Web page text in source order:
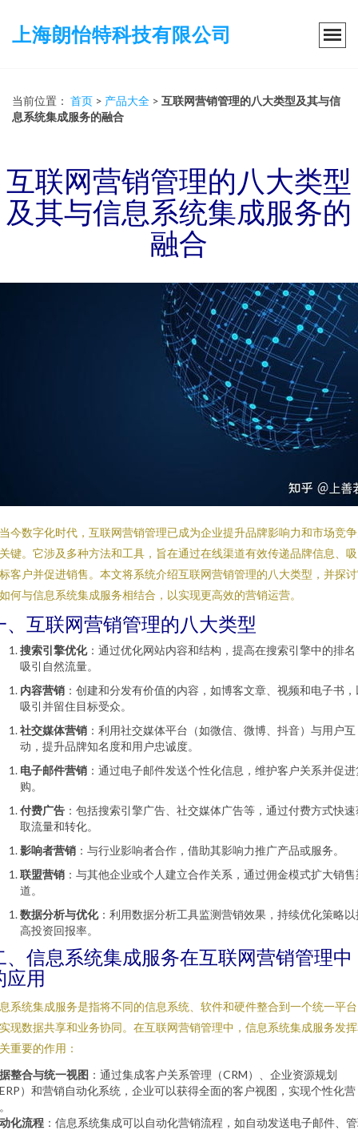
上海朗怡特科技有限公司
当前位置： 首页 > 产品大全 > 互联网营销管理的八大类型及其与信
息系统集成服务的融合
互联网营销管理的八大类型
及其与信息系统集成服务的
融合
今数字化时代，互联网营销管理已成为企业提升品牌影响力和市场竞
键。它涉及多种方法和工具，旨在通过在线渠道有效传递品牌信息、
客户并促进销售。本文将系统介绍互联网营销管理的八大类型，并探
何与信息系统集成服务相结合，以实现更高效的营销运营。
、互联网营销管理的八大类型
搜索引擎优化：通过优化网站内容和结构，提高在搜索引擎中的排名
吸引自然流量。
内容营销 ：创建和分发有价值的内容，如博客文章、视频和电子书，
吸引并留住目标受众。
社交媒体营销 ：利用社交媒体平台（如微信、微博、抖音）与用户互
动，提升品牌知名度和用户忠诚度。
电子邮件营销 ：通过电子邮件发送个性化信息，维护客户关系并促进
购。
付费广告 ：包括搜索引擎广告、社交媒体广告等，通过付费方式快速
取流量和转化。
影响者营销 ：与行业影响者合作，借助其影响力推广产品或服务。
联盟营销 ：与其他企业或个人建立合作关系，通过佣金模式扩大销售
道。
数据分析与优化：利用数据分析工具监测营销效果，持续优化策略以
高投资回报率。
、信息系统集成服务在互联网营销管理中
应用
系统集成服务是指将不同的信息系统、软件和硬件整合到一个统一平
现数据共享和业务协同。在互联网营销管理中，信息系统集成服务发
重要的作用：
整合与统一视图 ：通过集成客户关系管理（CRM）、企业资源规划
）和营销自动化系统，企业可以获得全面的客户视图，实现个性化营
化流程 ：信息系统集成可以自动化营销流程，如自动发送电子邮件、